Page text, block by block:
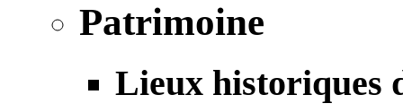
Patrimoine
Lieux historiques